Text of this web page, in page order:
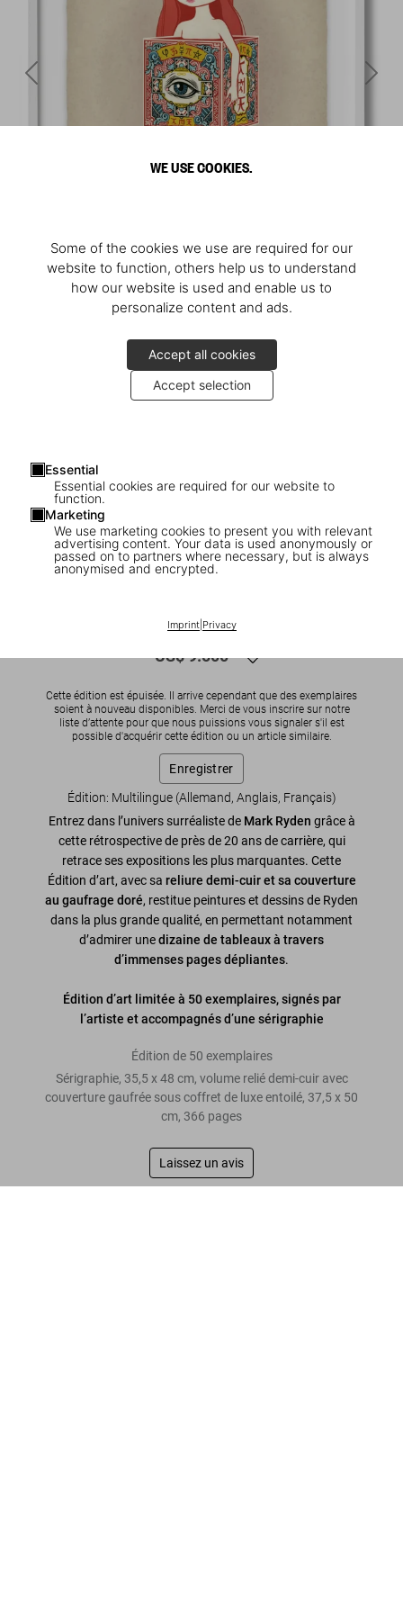
WE USE COOKIES.
Some of the cookies we use are required for our
website to function, others help us to understand
how our website is used and enable us to
personalize content and ads.
Accept all cookies
Accept selection
Essential
Essential cookies are required for our website to
function.
Marketing
We use marketing cookies to present you with relevant
advertising content. Your data is used anonymously or
passed on to partners where necessary, but is always
anonymised and encrypted.
Imprint| Privacy
1 / 11
Mark Ryden. Pinxit, Art Edition
US$ 9.500
Cette édition est épuisée. Il arrive cependant que des exemplaires
soient à nouveau disponibles. Merci de vous inscrire sur notre
liste d’attente pour que nous puissions vous signaler s'il est
possible d'acquérir cette édition ou un article similaire.
Enregistrer
Édition: Multilingue (Allemand, Anglais, Français)
Entrez dans l’univers surréaliste de Mark Ryden grâce à
cette rétrospective de près de 20 ans de carrière, qui
retrace ses expositions les plus marquantes. Cette
Édition d’art, avec sa reliure demi-cuir et sa couverture
au gaufrage doré, restitue peintures et dessins de Ryden
dans la plus grande qualité, en permettant notamment
d’admirer unedizaine de tableaux à travers
d’immenses pages dépliantes.
Édition d’art limitée à 50 exemplaires, signés par
l’artiste et accompagnés d’une sérigraphie
Édition de 50 exemplaires
Sérigraphie, 35,5 x 48 cm, volume relié demi-cuir avec
couverture gaufrée sous coffret de luxe entoilé, 37,5 x 50
cm, 366 pages
Laissez un avis